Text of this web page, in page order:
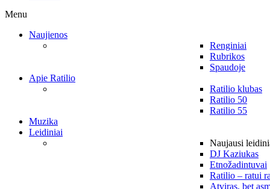
Menu
Naujienos
Renginiai
Rubrikos
Spaudoje
Apie Ratilio
Ratilio klubas
Ratilio 50
Ratilio 55
Muzika
Leidiniai
Naujausi
DJ Kaziukas
Etnožadintuvai
Ratilio – ratui
Atviras, bet